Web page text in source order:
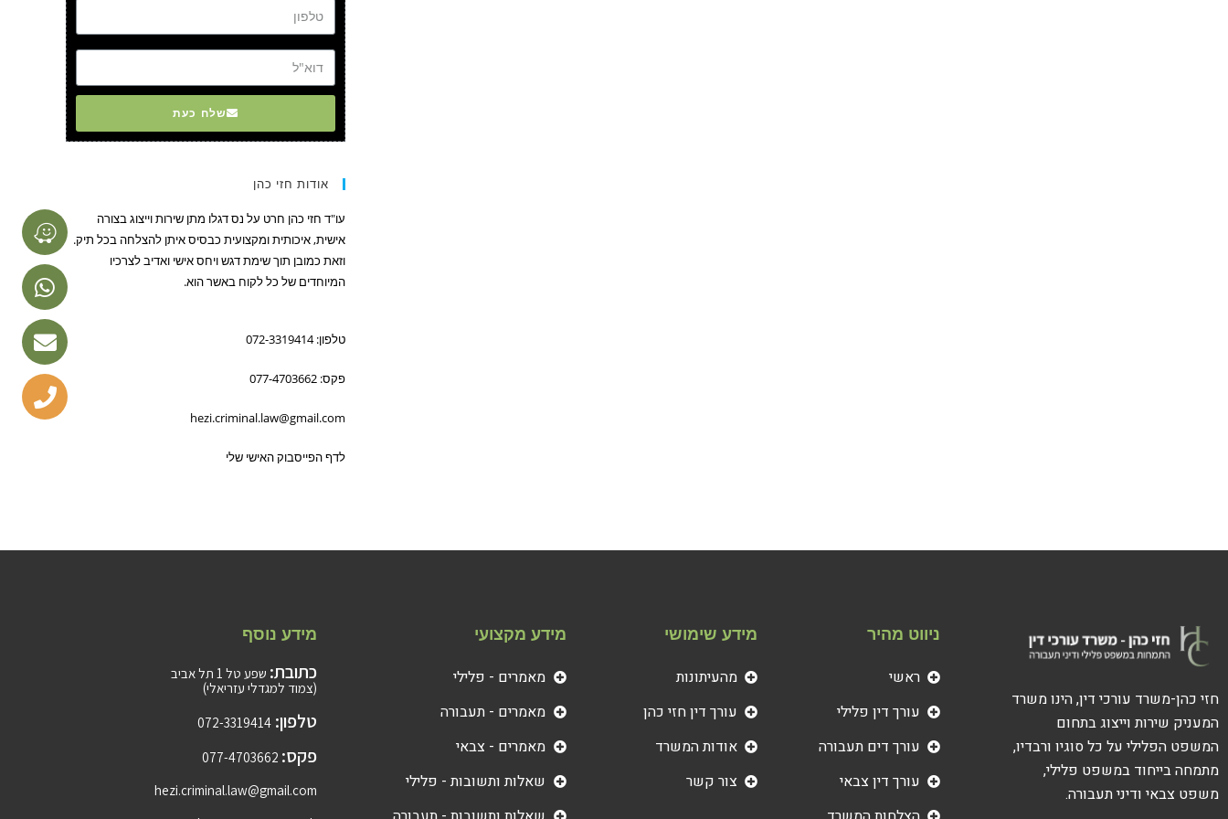
שלח כעת
אודות חזי כהן
עו"ד חזי כהן חרט על נס דגלו מתן שירות וייצוג בצורה
אישית, איכותית ומקצועית כבסיס איתן להצלחה בכל תיק.
וזאת כמובן תוך שימת דגש ויחס אישי ואדיב לצרכיו
המיוחדים של כל לקוח באשר הוא.
טלפון: 072-3319414
פקס: 077-4703662
hezi.criminal.law@gmail.com
לדף הפייסבוק האישי שלי
חזי כהן-משרד עורכי דין, הינו משרד
המעניק שירות וייצוג בתחום
המשפט הפלילי על כל סוגיו ורבדיו,
מתמחה בייחוד במשפט פלילי,
משפט צבאי ודיני תעבורה.
ניווט מהיר
ראשי
עורך דין פלילי
עורך דים תעבורה
עורך דין צבאי
מידע שימושי
מהעיתונות
עורך דין חזי כהן
אודות המשרד
צור קשר
מידע מקצועי
מאמרים - פלילי
מאמרים - תעבורה
מאמרים - צבאי
שאלות ותשובות - פלילי
מידע נוסף
כתובת:
שפע טל 1 תל אביב
(צמוד למגדלי עזריאלי)
טלפון: 072-3319414
פקס:
hezi.criminal.law@gmail.com